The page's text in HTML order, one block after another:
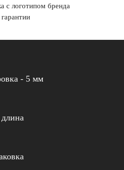
с логотипом бренда
- 5 мм
длина